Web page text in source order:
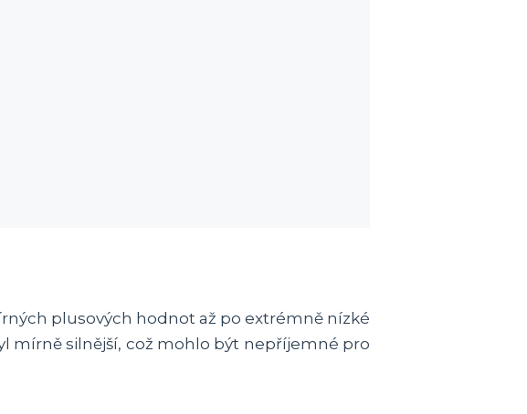
plusových hodnot až po extrémně nízké
mírně silnější, což mohlo být nepříjemné pro